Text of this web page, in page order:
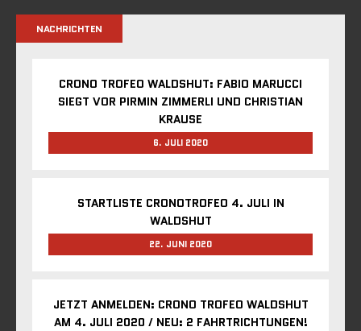
NACHRICHTEN
CRONO TROFEO WALDSHUT: FABIO MARUCCI
SIEGT VOR PIRMIN ZIMMERLI UND CHRISTIAN
KRAUSE
6. JULI 2020
STARTLISTE CRONOTROFEO 4. JULI IN
WALDSHUT
22. JUNI 2020
JETZT ANMELDEN: CRONO TROFEO WALDSHUT
AM 4. JULI 2020 / NEU: 2 FAHRTRICHTUNGEN!